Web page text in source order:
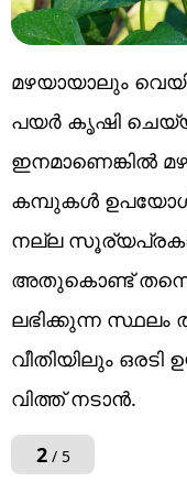
മഴയായാലും
പയർ കൃഷി
ഇനമാണെങ്കിൽ
കമ്പുകൾ
നല്ല
അതുകൊണ്ട്
ലഭിക്കുന്ന സ്ഥലം
വീതിയിലും
വിത്ത് നടാൻ.
2/ 5